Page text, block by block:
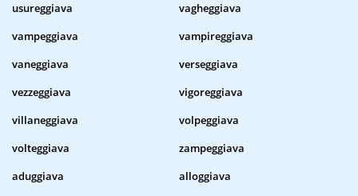
usureggiava
vagheggiava
vampeggiava
vampireggiava
vaneggiava
verseggiava
vezzeggiava
vigoreggiava
villaneggiava
volpeggiava
volteggiava
zampeggiava
aduggiava
alloggiava